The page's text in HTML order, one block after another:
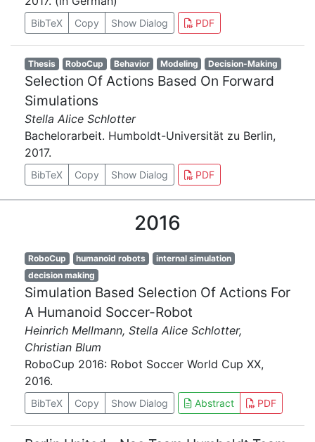
BibTeX Copy Show Dialog PDF
Thesis RoboCup Behavior Modeling Decision-Making
Selection Of Actions Based On Forward
Simulations
Stella Alice Schlotter
Bachelorarbeit. Humboldt-Universität zu Berlin,
2017.
BibTeX Copy Show Dialog PDF
2016
RoboCup humanoid robots
internal simulation
decision making
Simulation Based Selection Of Actions For
A Humanoid Soccer-Robot
Heinrich Mellmann, Stella Alice Schlotter,
Christian Blum
RoboCup 2016: Robot Soccer World Cup XX,
2016.
BibTeX Copy Show Dialog Abstract PDF